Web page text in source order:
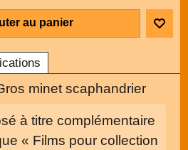
au panier
minet scaphandrier
à titre complémentaire
« Films pour collection